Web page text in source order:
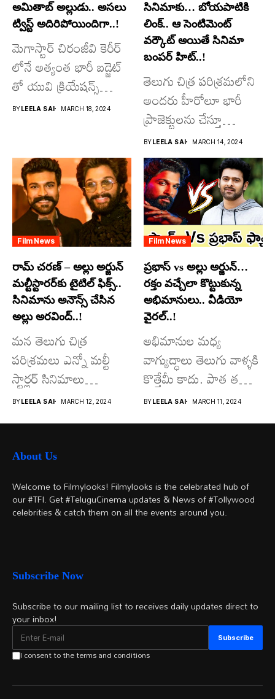
అమితాబ్ అల్లుడు.. అసలు
ట్విస్ట్ అదిరిపోయిందిగా..!
మెగాస్టార్ చిరంజీవి కెరీర్
లోనే అత్యంత భారీ బడ్జెట్
తో యువి క్రియేషన్స్
రూపొందిస్తున్న
BYLEELA SAI MARCH 18, 2024
సినిమాకు… బోయపాటికి
లింక్.. ఆ సెంటిమెంట్
వర్కౌట్ అయితే సినిమా
బంపర్ హిట్..!
తెలుగు చిత్ర పరిశ్రమలోని
అందరు హీరోలూ భారీ
ప్రాజెక్టులను చేస్తూ
దూసుకుపోతోన్నారు.
అందులో కొందరు
మాత్రమే...
BYLEELA SAI MARCH 14, 2024
Film News
రామ్ చరణ్ – అల్లు అర్జున్
మల్టీస్టారర్​కు టైటిల్ ఫిక్స్..
సినిమాను అనౌన్స్ చేసిన
అల్లు అరవింద్..!
మన తెలుగు చిత్ర
పరిశ్రమలు ఎన్నో మల్టీ
స్టార్లర్ సినిమాలు
వచ్చాయి.. కొన్ని సినిమాలు
అయితే...
BY LEELA SAI MARCH 12, 2024
Film News
ప్రభాస్ vs అల్లు అర్జున్…
రక్తం వచ్చేలా కొట్టుకున్న
అభిమానులు.. వీడియో
వైరల్..!
అభిమానుల మధ్య
వాగ్యుద్ధాలు తెలుగు వాళ్ళకి
కొత్తేమీ కాదు. పాత తరం
నటుల నుంచి నేటి...
BY LEELA SAI MARCH 11, 2024
About Us
Welcome to Filmylooks! Filmylooks is the celebrated hub of
our #TFI. Get #TeluguCinema updates & News of #Tollywood
celebrities & catch them on all the events around you.
Subscribe Now
Subscribe to our mailing list to receives daily updates direct to
your inbox!
I consent to the terms and conditions